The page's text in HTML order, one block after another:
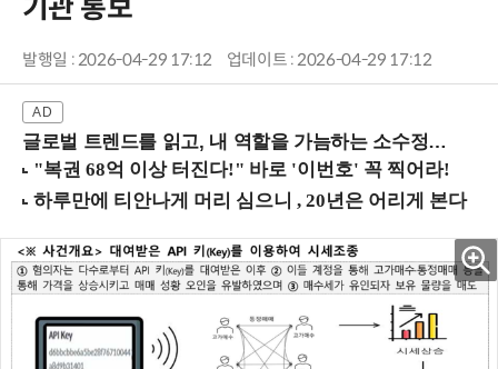
기관 통보
발행일 : 2026-04-29 17:12 업데이트 : 2026-04-29 17:12
글로벌 트렌드를 읽고, 내 역할을 가늠하는 소수정예 실습 워크숍 (8/28 신논현역)